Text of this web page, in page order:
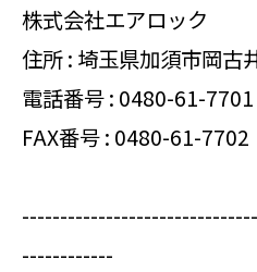
株式会社エアロック
住所 : 埼玉県加須市岡古
電話番号 : 0480-61-7701
FAX番号 : 0480-61-7702
------------